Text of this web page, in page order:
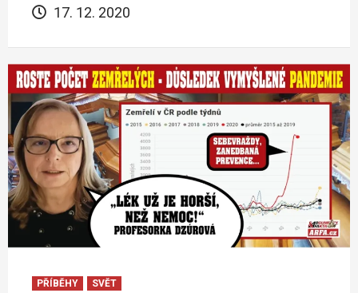
17. 12. 2020
PŘÍBĚHY SVĚT